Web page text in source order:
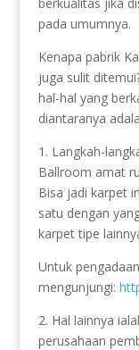
pada umumnya.
Kenapa pabrik
juga sulit
hal-hal yang
diantaranya
1. Langkah-
Ballroom amat
Bisa jadi karpet
satu dengan
karpet tipe
Untuk
mengunjungi:
2. Hal lainnya
perusahaan